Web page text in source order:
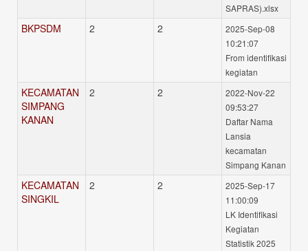
SAPRAS).xlsx
BKPSDM 2 2
2025-Sep-08
10:21:07
From identifikasi
kegiatan
KECAMATAN
SIMPANG
KANAN
2 2
2022-Nov-22
09:53:27
Daftar Nama
Lansia
kecamatan
Simpang Kanan
KECAMATAN
SINGKIL
2 2
2025-Sep-17
11:00:09
LK Identifikasi
Kegiatan
Statistik 2025